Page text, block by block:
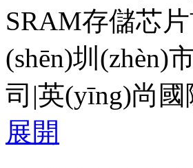
SRAM存儲芯
(shēn)圳(zhèn)
司|英(yīng)尚
展開